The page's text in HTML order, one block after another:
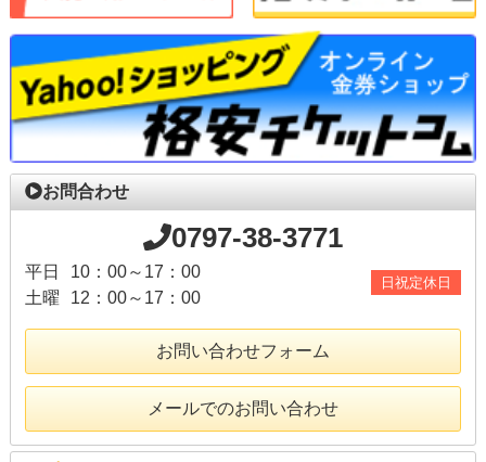
お問合わせ
0797-38-3771
平日
10：00～17：00
土曜
12：00～17：00
日祝定休日
お問い合わせフォーム
メールでのお問い合わせ